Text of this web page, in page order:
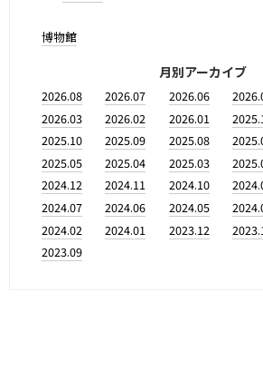
博物館
月別アーカイブ
2026.08 2026.07 2026.06
2026.03
2026.02 2026.01
2025.10
2025.09 2025.08
2025.05
2025.04 2025.03
2024.12
2024.11 2024.10
2024.07
2024.06 2024.05
2024.02
2024.01 2023.12
2023.09